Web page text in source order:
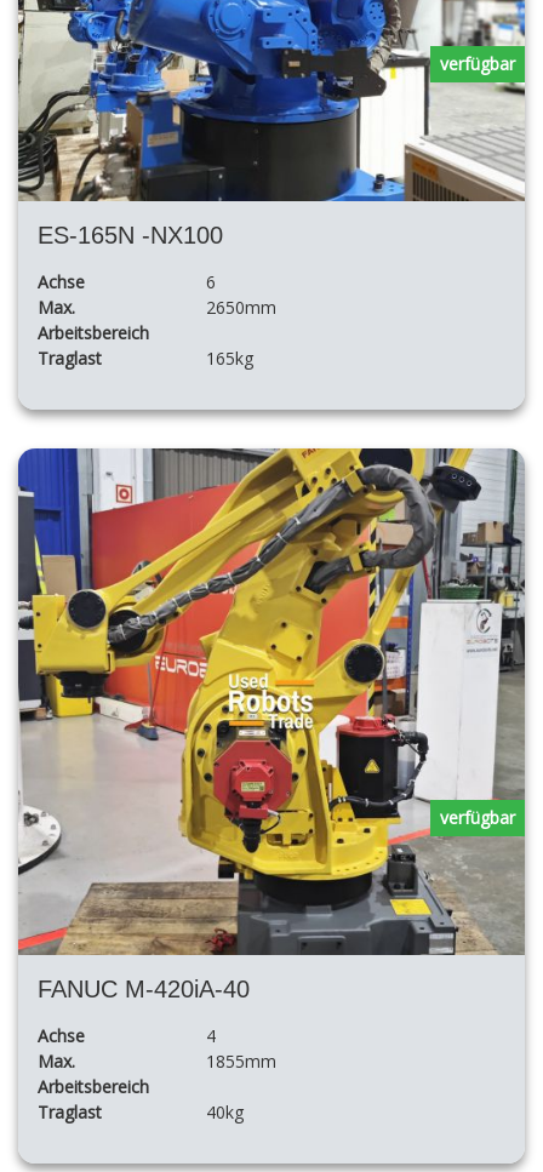
ES-165N -NX100
Achse
6
Max.
Arbeitsbereich
2650mm
Traglast 165kg
verfügbar
FANUC M-420iA-40
Achse
4
Max.
Arbeitsbereich
1855mm
Traglast 40kg
verfügbar